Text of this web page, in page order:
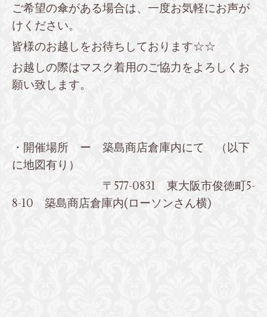
ご希望の傘がある場合は、一度お気軽にお声が
けください。
皆様のお越しをお待ちしております☆☆
お越しの際はマスク着用のご協力をよろしくお
願い致します。
・開催場所 ー 築島商店倉庫内にて （以下
に地図有り）
〒577-0831 東大阪市俊徳町5-
8-10 築島商店倉庫内(ローソンさん横)